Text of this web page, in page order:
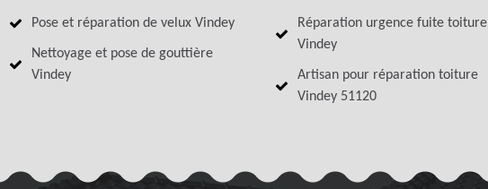
Pose et réparation de velux Vindey
Nettoyage et pose de gouttière
Vindey
Réparation urgence fuite toiture
Vindey
Artisan pour réparation toiture
Vindey 51120